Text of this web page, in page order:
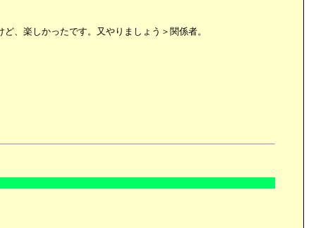
、楽しかったです。又やりましょう＞関係者。